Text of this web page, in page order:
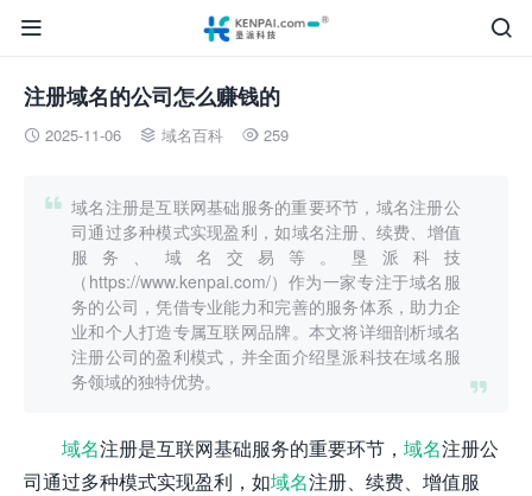


注册域名的公司怎么赚钱的
 2025-11-06  域名百科  259


域名注册是互联网基础服务的重要环节，域名注册公
司通过多种模式实现盈利，如域名注册、续费、增值
服务、域名交易等。垦派科技
（https://www.kenpai.com/）作为一家专注于域名服
务的公司，凭借专业能力和完善的服务体系，助力企
业和个人打造专属互联网品牌。本文将详细剖析域名
注册公司的盈利模式，并全面介绍垦派科技在域名服
务领域的独特优势。
域名注册是互联网基础服务的重要环节， 域名注册公
司通过多种模式实现盈利，如域名注册、续费、增值服